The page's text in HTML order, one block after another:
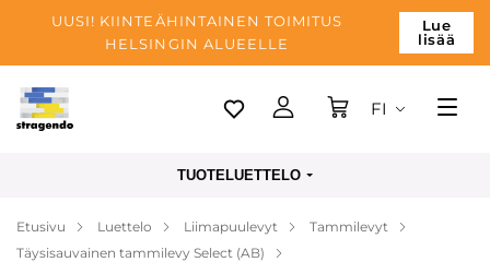
UUSI! KIINTEÄHINTAINEN TOIMITUS
HELSINGIN ALUEELLE
Lue
lisää
Tallinn
Maksu
FI
TUOTELUETTELO
Etusivu Luettelo Liimapuulevyt
Tammilevyt
Täysisauvainen tammilevy Select (AB)